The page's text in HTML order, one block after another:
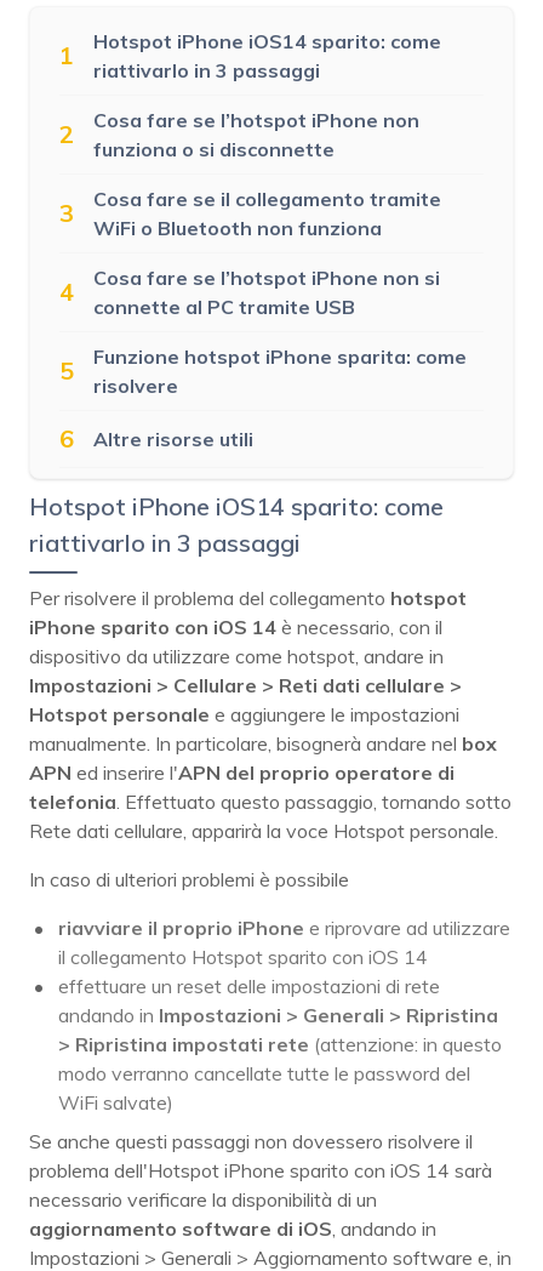
1
Hotspot iPhone iOS14 sparito: come
riattivarlo in 3 passaggi
2
Cosa fare se l’hotspot iPhone non
funziona o si disconnette
3
Cosa fare se il collegamento tramite
WiFi o Bluetooth non funziona
4
Cosa fare se l’hotspot iPhone non si
connette al PC tramite USB
5
Funzione hotspot iPhone sparita: come
risolvere
6 Altre risorse utili
Hotspot iPhone iOS14 sparito: come
riattivarlo in 3 passaggi
Per risolvere il problema del collegamento hotspot
iPhone sparito con iOS 14 è necessario, con il
dispositivo da utilizzare come hotspot, andare in
Impostazioni > Cellulare > Reti dati cellulare >
Hotspot personale e aggiungere le impostazioni
manualmente. In particolare, bisognerà andare nel box
APN ed inserire l'APN del proprio operatore di
telefonia. Effettuato questo passaggio, tornando sotto
Rete dati cellulare, apparirà la voce Hotspot personale.
In caso di ulteriori problemi è possibile
riavviare il proprio iPhone e riprovare ad utilizzare
il collegamento Hotspot sparito con iOS 14
effettuare un reset delle impostazioni di rete
andando in Impostazioni > Generali > Ripristina
> Ripristina impostati rete (attenzione: in questo
modo verranno cancellate tutte le password del
WiFi salvate)
Se anche questi passaggi non dovessero risolvere il
problema dell'Hotspot iPhone sparito con iOS 14 sarà
necessario verificare la disponibilità di un
aggiornamento software di iOS, andando in
Impostazioni > Generali > Aggiornamento software e, in